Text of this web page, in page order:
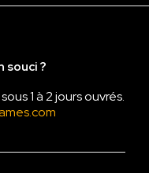
souci ?
1 à 2 jours ouvrés.